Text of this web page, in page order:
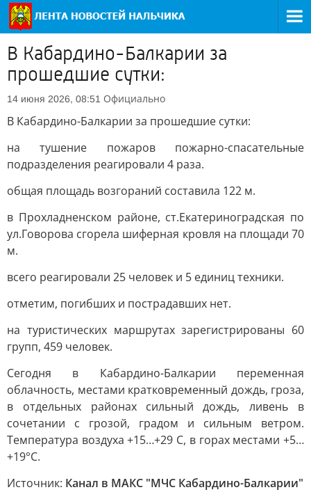
В Кабардино-Балкарии за
прошедшие сутки:
14 июня 2026, 08:51 Официально
В Кабардино-Балкарии за прошедшие сутки:
на тушение пожаров пожарно-спасательные
подразделения реагировали 4 раза.
общая площадь возгораний составила 122 м.
в Прохладненском районе, ст.Екатериноградская по
ул.Говорова сгорела шиферная кровля на площади 70
м.
всего реагировали 25 человек и 5 единиц техники.
отметим, погибших и пострадавших нет.
на туристических маршрутах зарегистрированы 60
групп, 459 человек.
Сегодня в Кабардино-Балкарии переменная
облачность, местами кратковременный дождь, гроза,
в отдельных районах сильный дождь, ливень в
сочетании с грозой, градом и сильным ветром.
Температура воздуха +15…+29 С, в горах местами +5…
+19°С.
Источник: Канал в МАКС "МЧС Кабардино-Балкарии"